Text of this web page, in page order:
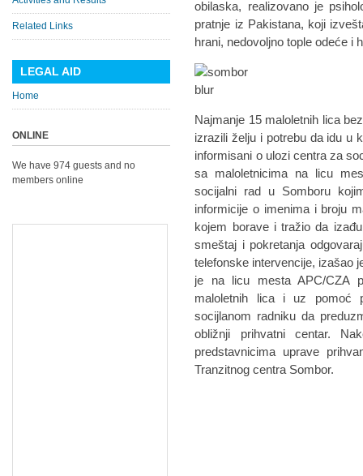
obilaska, realizovano je
pratnje iz Pakistana, koji
hrani, nedovoljno tople odeće i
Najmanje 15 maloletnih lica
izrazili želju i potrebu da idu u
informisani o ulozi centra za
sa maloletnicima na licu
socijalni rad u Somboru
informicije o imenima i broju
kojem borave i tražio da
smeštaj i pokretanja
telefonske intervencije, izašao
je na licu mesta APC/CZA
maloletnih lica i uz pomoć
socijlanom radniku da
obližnji prihvatni centar.
predstavnicima uprave
Tranzitnog centra Sombor.
Related Links
LEGAL AID
Home
ONLINE
We have 974 guests and no
members online